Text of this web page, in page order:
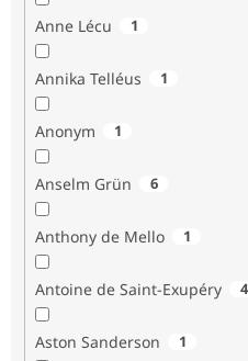
Anne Lécu 1
Annika Telléus 1
Anonym 1
Anselm Grün 6
Anthony de Mello 1
Antoine de Saint-Exupéry 4
Aston Sanderson 1